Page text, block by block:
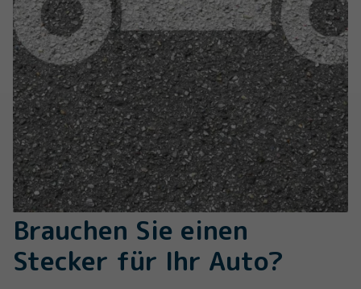
Brauchen Sie einen
Stecker für Ihr Auto?